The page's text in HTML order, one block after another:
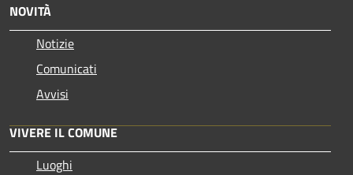
NOVITÀ
Notizie
Comunicati
Avvisi
VIVERE IL COMUNE
Luoghi